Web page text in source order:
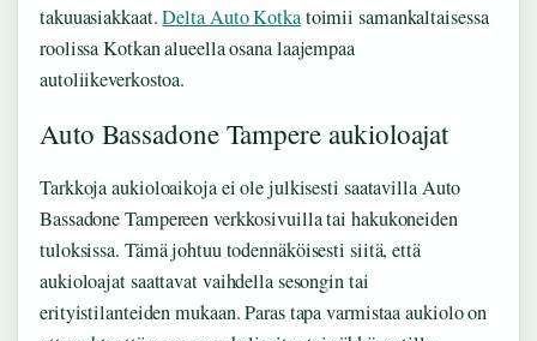
takuuasiakkaat.Delta Auto Kotkatoimii samankaltaisessa
roolissa Kotkan alueella osana laajempaa
autoliikeverkostoa.
Auto Bassadone Tampere aukioloajat
Tarkkoja aukioloaikoja ei ole julkisesti saatavilla Auto
Bassadone Tampereen verkkosivuilla tai hakukoneiden
tuloksissa. Tämä johtuu todennäköisesti siitä, että
aukioloajat saattavat vaihdella sesongin tai
erityistilanteiden mukaan. Paras tapa varmistaa aukiolo on